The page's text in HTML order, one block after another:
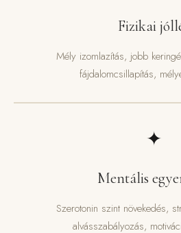
Fizikai
Mély izomlazítás, jobb
fájdalomcsillapítás,
✦
Mentális
Szerotonin szint növekedés,
alvásszabályozás,